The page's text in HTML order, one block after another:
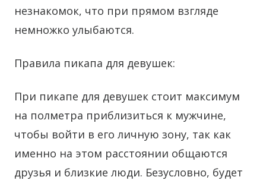
незнакомок, что при прямом взгляде
немножко улыбаются.
Правила пикапа для девушек:
При пикапе для девушек стоит максимум
на полметра приблизиться к мужчине,
чтобы войти в его личную зону, так как
именно на этом расстоянии общаются
друзья и близкие люди. Безусловно, будет